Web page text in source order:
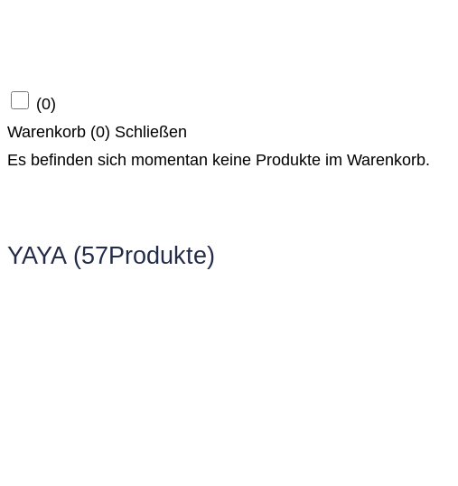
(0)
Warenkorb (0) Schließen
Es befinden sich momentan keine Produkte im Warenkorb.
YAYA (57Produkte)